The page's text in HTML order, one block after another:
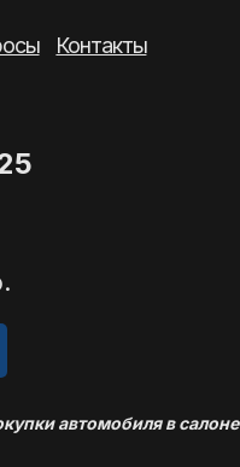
+7(916)555-14-
автомобиля в